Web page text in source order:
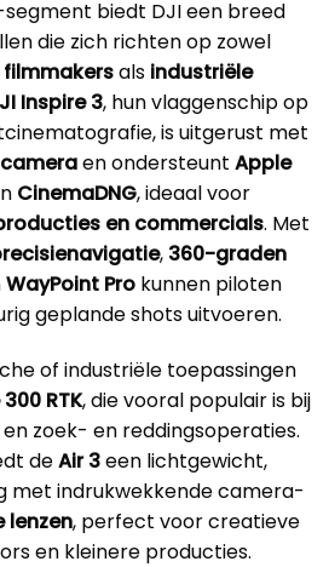
biedt DJI een breed
die zich richten op zowel
als industriële
Inspire 3, hun vlaggenschip op
is uitgerust met
en ondersteunt Apple
CinemaDNG, ideaal voor
en commercials. Met
, 360-graden
WayPoint Prokunnen piloten
geplande shots uitvoeren.
of industriële toepassingen
RTK, die vooral populair is bij
zoek- en reddingsoperaties.
deAir 3een lichtgewicht,
met indrukwekkende camera-
lenzen, perfect voor creatieve
en kleinere producties.